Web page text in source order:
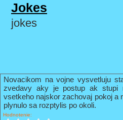
Jokes
jokes
Novacikom na vojne vysvetluju
zvedavy aky je postup ak stupi
vsetkeho najskor zachovaj pokoj a
plynulo sa rozptylis po okoli.
Hodnotenie: